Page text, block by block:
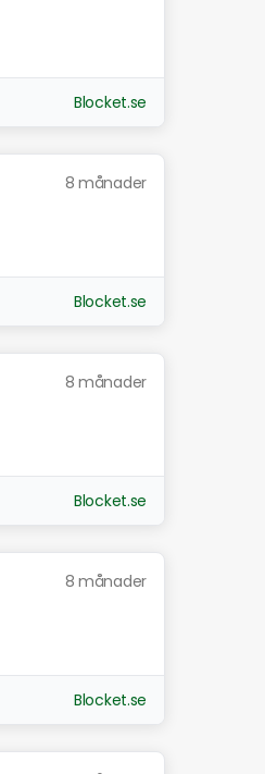
Blocket.se
8 månader
Blocket.se
8 månader
Blocket.se
8 månader
Blocket.se